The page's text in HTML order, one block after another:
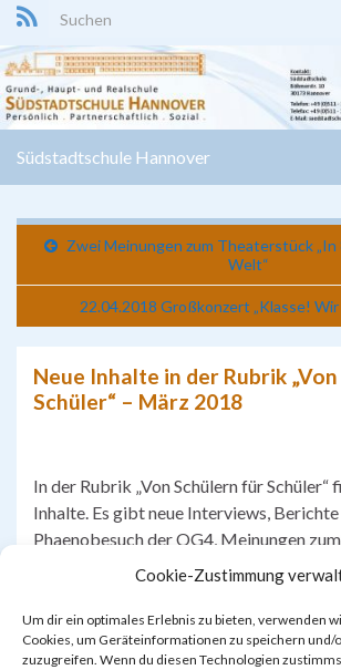
Cookie-Zustimmung
Um dir ein optimales Erlebnis zu bieten, verwenden
Cookies, um Geräteinformationen zu speichern und/
zuzugreifen. Wenn du diesen Technologien
Search for:
Südstadtschule Hannover
Zwei Meinungen zum Theaterstück „In
Welt“
22.04.2018 Großkonzert „Klasse! Wir
Neue Inhalte in der Rubrik
Schüler“ – März 2018
In der Rubrik „Von Schülern für Schüler“
Inhalte. Es gibt neue Interviews,
Phaenobesuch der OG4, Meinungen
„In 80 Tagen um die Welt“ und vieles mehr.